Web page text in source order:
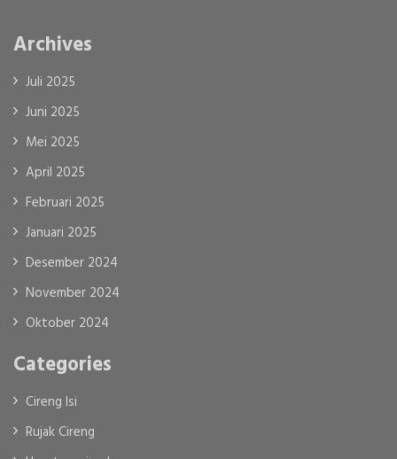
Archives
Juli 2025
Juni 2025
Mei 2025
April 2025
Februari 2025
Januari 2025
Desember 2024
November 2024
Oktober 2024
Categories
Cireng Isi
Rujak Cireng